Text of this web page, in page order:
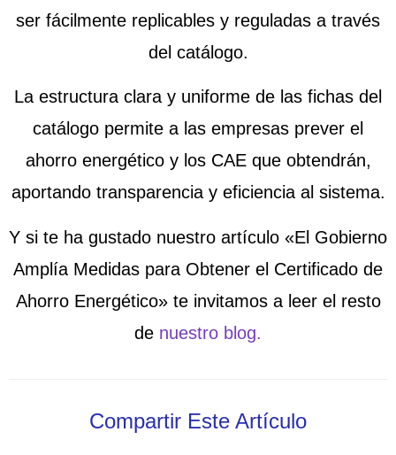
ser fácilmente replicables y reguladas a través
del catálogo.
La estructura clara y uniforme de las fichas del
catálogo permite a las empresas prever el
ahorro energético y los CAE que obtendrán,
aportando transparencia y eficiencia al sistema.
Y si te ha gustado nuestro artículo «El Gobierno
Amplía Medidas para Obtener el Certificado de
Ahorro Energético» te invitamos a leer el resto
de nuestro blog.
Compartir Este Artículo